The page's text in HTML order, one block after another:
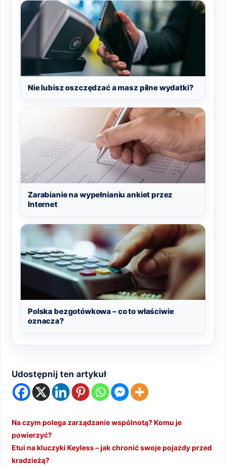
Nie lubisz oszczędzać a masz pilne wydatki?
Zarabianie na wypełnianiu ankiet przez
Internet
Polska bezgotówkowa – co to właściwie
oznacza?
Udostępnij ten artykuł
Na czym polega zarządzanie wspólnotą? Komu je
powierzyć?
Etui na kluczyki Keyless – jak chronić swoje pojazdy przed
kradzieżą?